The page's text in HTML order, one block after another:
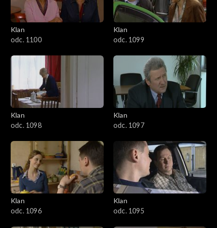
4501–4600
4401–4500
4301–4400
4201–4300
4101–4200
3901–4000
3801–3900
3701–3800
Klan
odc. 1100
Klan
odc. 1099
Klan
odc. 1098
Klan
odc. 1097
Klan
odc. 1096
Klan
odc. 1095